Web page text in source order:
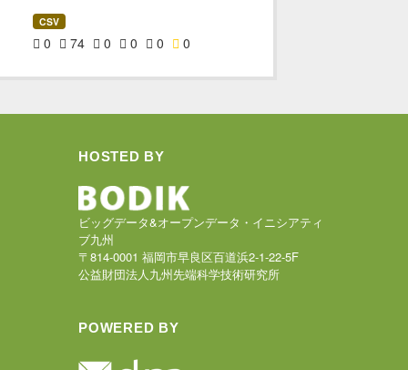
CSV
0 74 0 0 0 0
HOSTED BY
ビッグデータ&オープンデータ・イニシアティ
ブ九州
〒814-0001 福岡市早良区百道浜2-1-22-5F
公益財団法人九州先端科学技術研究所
POWERED BY